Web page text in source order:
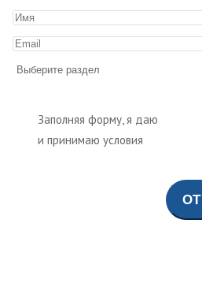
Заполняя форму, я даю
и принимаю условия